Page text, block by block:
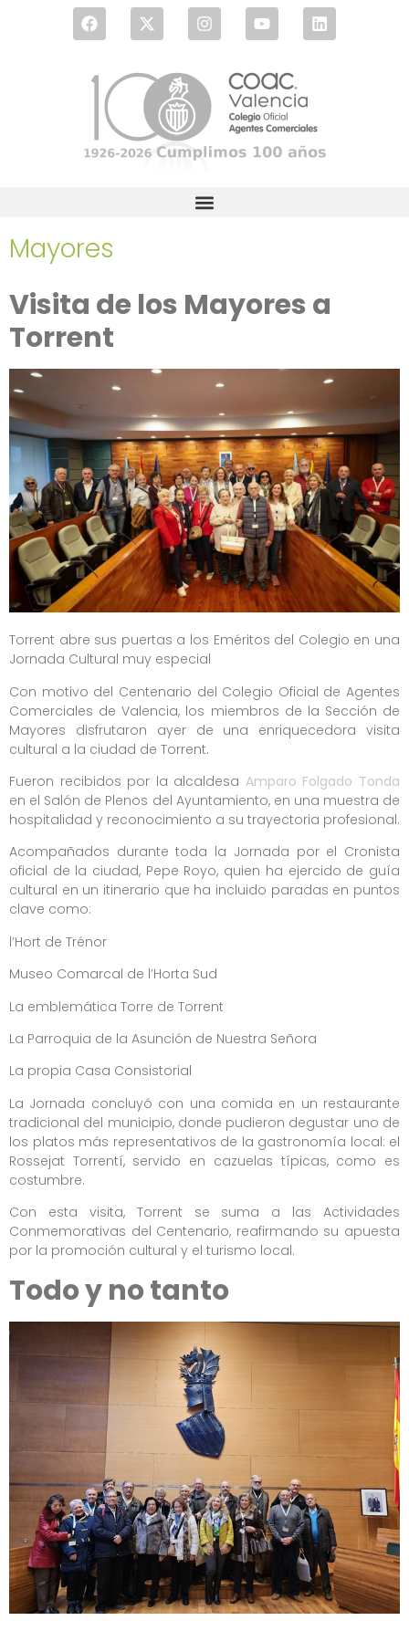
Mayores
Visita de los Mayores a
Torrent
Torrent abre sus puertas a los Eméritos del Colegio en una
Jornada Cultural muy especial
Con motivo del Centenario del Colegio Oficial de Agentes
Comerciales de Valencia, los miembros de la Sección de
Mayores disfrutaron ayer de una enriquecedora visita
cultural a la ciudad de Torrent.
Fueron recibidos por la alcaldesa Amparo Folgado Tonda
en el Salón de Plenos del Ayuntamiento, en una muestra de
hospitalidad y reconocimiento a su trayectoria profesional.
Acompañados durante toda la Jornada por el Cronista
oficial de la ciudad, Pepe Royo, quien ha ejercido de guía
cultural en un itinerario que ha incluido paradas en puntos
clave como:
l’Hort de Trénor
Museo Comarcal de l’Horta Sud
La emblemática Torre de Torrent
La Parroquia de la Asunción de Nuestra Señora
La propia Casa Consistorial
La Jornada concluyó con una comida en un restaurante
tradicional del municipio, donde pudieron degustar uno de
los platos más representativos de la gastronomía local: el
Rossejat Torrentí, servido en cazuelas típicas, como es
costumbre.
Con esta visita, Torrent se suma a las Actividades
Conmemorativas del Centenario, reafirmando su apuesta
por la promoción cultural y el turismo local.
Todo y no tanto